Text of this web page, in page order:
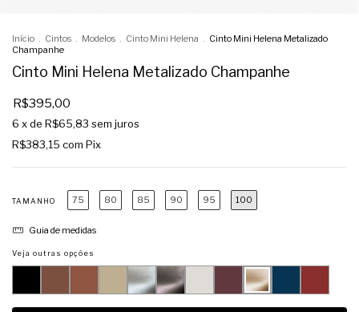
Início Cintos Modelos Cinto Mini Helena
Cinto Mini Helena Metalizado
Champanhe
Cinto Mini Helena Metalizado Champanhe
R$395,00
6 x de R$65,83 sem juros
R$383,15 com Pix
TAMANHO 75 80 85 90 95 100
Guia de medidas
Veja outras opções